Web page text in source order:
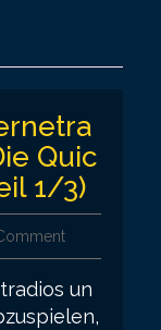
Quic
1/3)
un